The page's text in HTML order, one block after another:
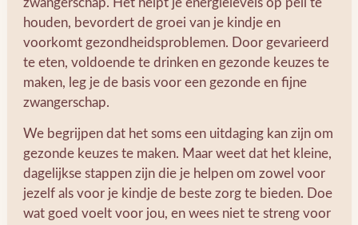
houden, bevordert de groei van je kindje en
voorkomt gezondheidsproblemen. Door gevarieerd
te eten, voldoende te drinken en gezonde keuzes te
maken, leg je de basis voor een gezonde en fijne
zwangerschap.
We begrijpen dat het soms een uitdaging kan zijn om
gezonde keuzes te maken. Maar weet dat het kleine,
dagelijkse stappen zijn die je helpen om zowel voor
jezelf als voor je kindje de beste zorg te bieden. Doe
wat goed voelt voor jou, en wees niet te streng voor